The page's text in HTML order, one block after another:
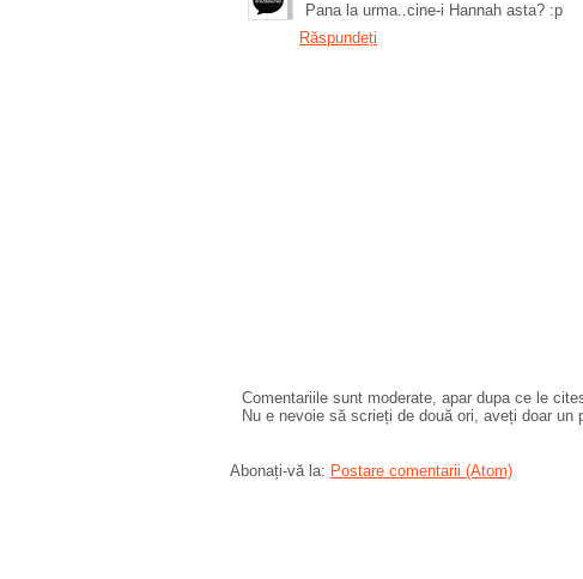
Pana la urma..cine-i Hannah asta? :p
Răspundeți
Comentariile sunt moderate, apar dupa ce le
Nu e nevoie să scrieți de două ori, aveți doar un
Abonați-vă la: Postare comentarii (Atom)